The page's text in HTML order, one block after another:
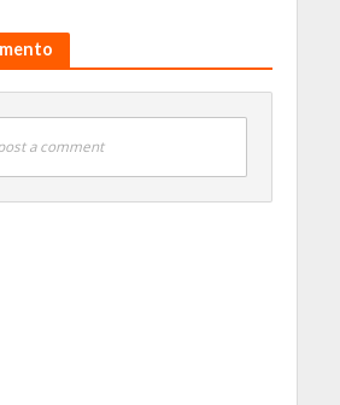
a comment